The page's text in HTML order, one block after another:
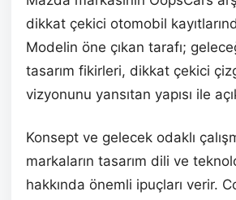
dikkat çekici otomobil
Modelin öne çıkan tarafı;
tasarım fikirleri, dikkat çekici
vizyonunu yansıtan yapısı ile
Konsept ve gelecek odaklı
markaların tasarım dili ve
hakkında önemli ipuçları verir.